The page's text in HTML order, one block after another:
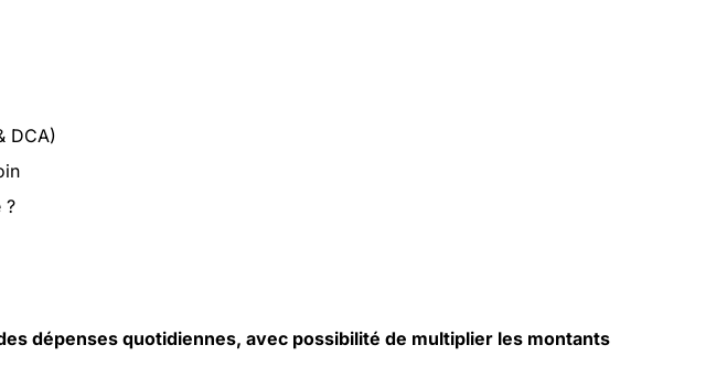
DCA)
?
dépenses quotidiennes, avec possibilité de multiplier les montants